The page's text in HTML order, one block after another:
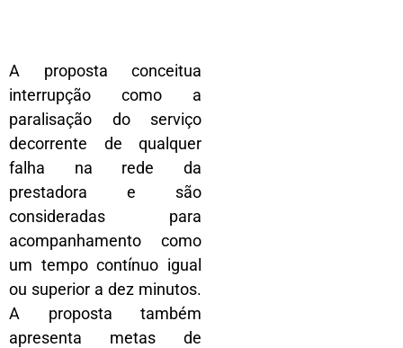
A proposta conceitua
interrupção como a
paralisação do serviço
decorrente de qualquer
falha na rede da
prestadora e são
consideradas para
acompanhamento como
um tempo contínuo igual
ou superior a dez minutos.
A proposta também
apresenta metas de